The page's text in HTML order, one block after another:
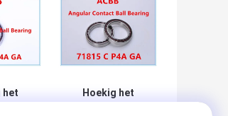
het
Hoekig het